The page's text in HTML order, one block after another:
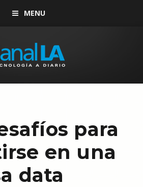
MENU
para
en una
data